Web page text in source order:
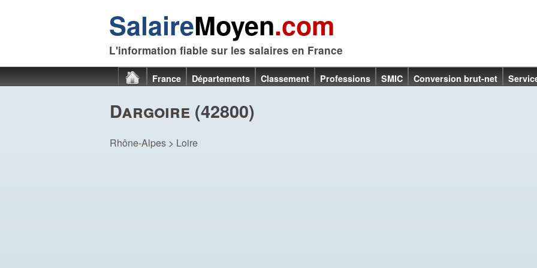
SalaireMoyen.com
L'information fiable sur les salaires en France
France Départements Classement Professions SMIC Conversion brut-net
Dargoire (42800)
Rhône-Alpes > Loire